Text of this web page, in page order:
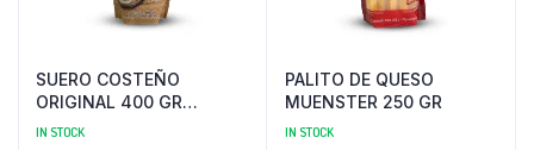
SUERO COSTEÑO
ORIGINAL 400 GR
ALQUERIA
IN STOCK
PALITO DE QUESO
MUENSTER 250 GR
IN STOCK